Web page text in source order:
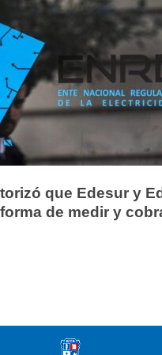
que Edesur y
de medir y